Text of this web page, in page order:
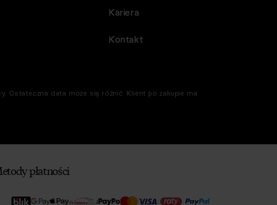
Kariera
Kontakt
data może się różnić. Klient po zakupie ma
płatności